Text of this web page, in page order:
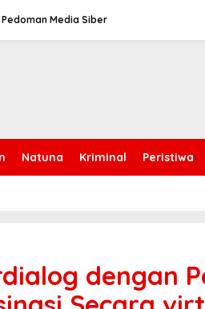
Pedoman Media Siber
Natuna Kriminal Peristiwa
dengan